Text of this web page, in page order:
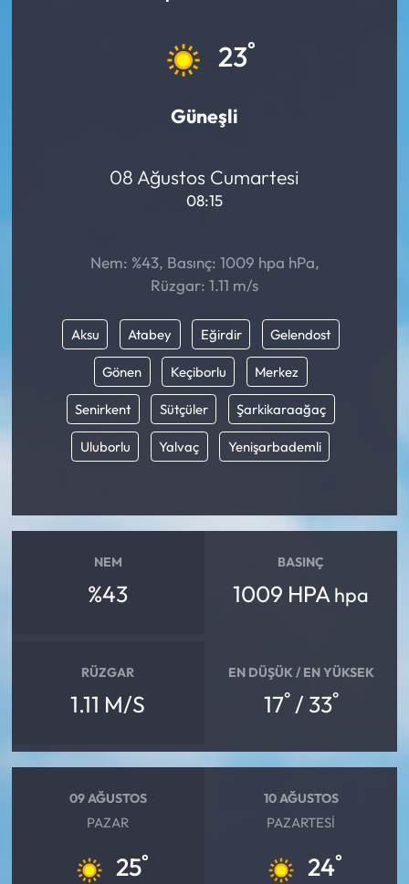
23°
Güneşli
08 Ağustos Cumartesi
08:15
Nem: %43, Basınç: 1009 hpa hPa,
Rüzgar: 1.11 m/s
Aksu Atabey Eğirdir Gelendost
Gönen Keçiborlu Merkez
Senirkent Sütçüler Şarkikaraağaç
Uluborlu Yalvaç Yenişarbademli
NEM
%43
BASINÇ
1009 HPAhpa
RÜZGAR
1.11 M/S
EN DÜŞÜK / EN YÜKSEK
17°/ 33°
09 AĞUSTOS
PAZAR
25°
10 AĞUSTOS
PAZARTESI
24°
Köşe Yazıları
Spor Yazıları
Mektup Galeri
Ekonomi
Teknoloji